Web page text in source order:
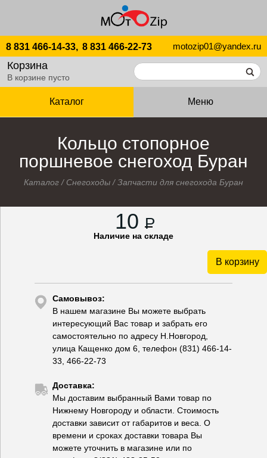
8 831 466-14-33, 8 831 466-22-73 motozip01@yandex.ru
Корзина
В корзине пусто
Каталог Меню
Кольцо стопорное
поршневое снегоход Буран
Каталог / Снегоходы /Запчасти для снегохода Буран
10 P
Наличие на складе
В корзину
Самовывоз:
В нашем магазине Вы можете выбрать
интересующий Вас товар и забрать его
самостоятельно по адресу Н.Новгород,
улица Кащенко дом 6, телефон (831) 466-14-
33, 466-22-73
Доставка:
Мы доставим выбранный Вами товар по
Нижнему Новгороду и области. Стоимость
доставки зависит от габаритов и веса. О
времени и сроках доставки товара Вы
можете уточнить в магазине или по